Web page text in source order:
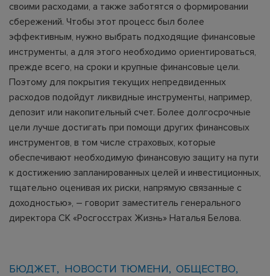
своими расходами, а также заботятся о формировании
сбережений. Чтобы этот процесс был более
эффективным, нужно выбрать подходящие финансовые
инструменты, а для этого необходимо ориентироваться,
прежде всего, на сроки и крупные финансовые цели.
Поэтому для покрытия текущих непредвиденных
расходов подойдут ликвидные инструменты, например,
депозит или накопительный счет. Более долгосрочные
цели лучше достигать при помощи других финансовых
инструментов, в том числе страховых, которые
обеспечивают необходимую финансовую защиту на пути
к достижению запланированных целей и инвестиционных,
тщательно оценивая их риски, напрямую связанные с
доходностью», – говорит заместитель генерального
директора СК «Росгосстрах Жизнь» Наталья Белова.
БЮДЖЕТ НОВОСТИ ТЮМЕНИ
ОБЩЕСТВО